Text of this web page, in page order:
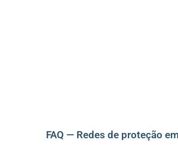
FAQ — Redes de proteção